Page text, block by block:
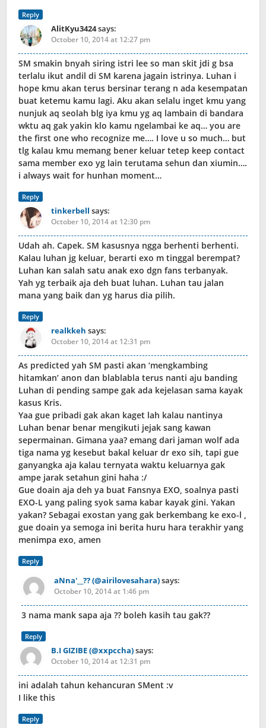
Reply
AlitKyu3424says:
October 10, 2014 at 12:27 pm
SM smakin bnyah siring istri lee so man skit jdi g bsa
terlalu ikut andil di SM karena jagain istrinya. Luhan i
hope kmu akan terus bersinar terang n ada kesempatan
buat ketemu kamu lagi. Aku akan selalu inget kmu yang
nunjuk aq seolah blg iya kmu yg aq lambain di bandara
wktu aq gak yakin klo kamu ngelambai ke aq… you are
the first one who recognize me…. I love u so much… but
tlg kalau kmu memang bener keluar tetep keep contact
sama member exo yg lain terutama sehun dan xiumin….
i always wait for hunhan moment…
Reply
tinkerbell says:
October 10, 2014 at 12:30 pm
Udah ah. Capek. SM kasusnya ngga berhenti berhenti.
Kalau luhan jg keluar, berarti exo m tinggal berempat?
Luhan kan salah satu anak exo dgn fans terbanyak.
Yah yg terbaik aja deh buat luhan. Luhan tau jalan
mana yang baik dan yg harus dia pilih.
Reply
realkkeh says:
October 10, 2014 at 12:31 pm
As predicted yah SM pasti akan ‘mengkambing
hitamkan’ anon dan blablabla terus nanti aju banding
Luhan di pending sampe gak ada kejelasan sama kayak
kasus Kris.
Yaa gue pribadi gak akan kaget lah kalau nantinya
Luhan benar benar mengikuti jejak sang kawan
sepermainan. Gimana yaa? emang dari jaman wolf ada
tiga nama yg kesebut bakal keluar dr exo sih, tapi gue
ganyangka aja kalau ternyata waktu keluarnya gak
ampe jarak setahun gini haha :/
Gue doain aja deh ya buat Fansnya EXO, soalnya pasti
EXO-L yang paling syok sama kabar kayak gini. Yakan
yakan? Sebagai exostan yang gak berkembang ke exo-l ,
gue doain ya semoga ini berita huru hara terakhir yang
menimpa exo, amen
Reply
aNna'__?? (@airilovesahara)says:
October 10, 2014 at 1:46 pm
3 nama mank sapa aja ?? boleh kasih tau gak??
Reply
B.I GIZIBE (@xxpccha)says:
October 10, 2014 at 12:31 pm
ini adalah tahun kehancuran SMent :v
I like this
Reply